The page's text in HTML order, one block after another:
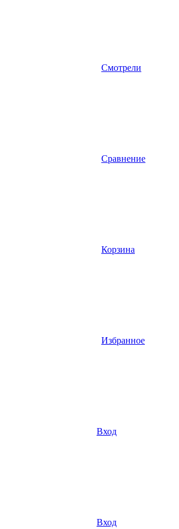
Смотрели
Сравнение
Корзина
Избранное
Вход
Вход